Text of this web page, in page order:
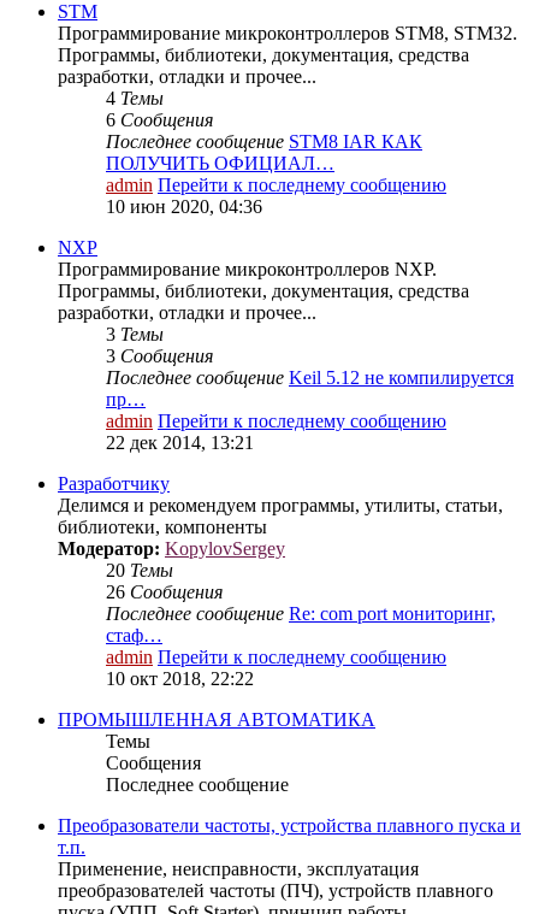
STM
Программирование микроконтроллеров STM8, STM32.
Программы, библиотеки, документация, средства
разработки, отладки и прочее...
4 Темы
6 Сообщения
Последнее сообщение STM8 IAR КАК
ПОЛУЧИТЬ ОФИЦИАЛ…
admin Перейти к последнему сообщению
10 июн 2020, 04:36
NXP
Программирование микроконтроллеров NXP.
Программы, библиотеки, документация, средства
разработки, отладки и прочее...
3 Темы
3 Сообщения
Последнее сообщение Keil 5.12 не компилируется
пр…
admin Перейти к последнему сообщению
22 дек 2014, 13:21
Разработчику
Делимся и рекомендуем программы, утилиты, статьи,
библиотеки, компоненты
Модератор: KopylovSergey
20 Темы
26 Сообщения
Последнее сообщение Re: com port мониторинг,
стаф…
admin Перейти к последнему сообщению
10 окт 2018, 22:22
ПРОМЫШЛЕННАЯ АВТОМАТИКА
Темы
Сообщения
Последнее сообщение
Преобразователи частоты, устройства плавного пуска и
т.п.
Применение, неисправности, эксплуатация
преобразователей частоты (ПЧ), устройств плавного